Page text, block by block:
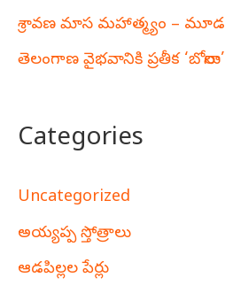
శ్రావణ మాస మహాత్మ్యం –
తెలంగాణ వైభవానికి ప్రతీక ‘బోనాలు’
Categories
Uncategorized
అయ్యప్ప స్తోత్రాలు
ఆడపిల్లల పేర్లు